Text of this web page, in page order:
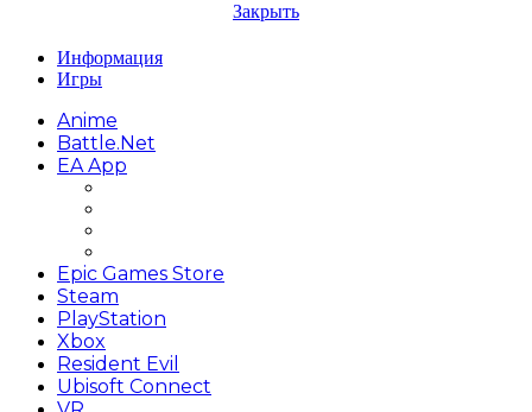
Закрыть
Информация
Игры
Anime
Battle.net
EA App
Epic Games Store
Steam
PlayStation
Xbox
Resident Evil
Ubisoft Connect